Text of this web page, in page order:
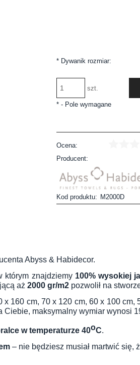
*Dywanik rozmiar:
szt.
*- Pole wymagane
Ocena:
Producent:
Kod produktu: M2000D
Abyss & Habidecor.
którym znajdziemy 100% wysokiej
aż 2000 gr/m2 pozwolił na
x 160 cm, 70 x 120 cm, 60 x 100
maksymalny wymiar wynosi
w temperaturze 40oC.
– nie będziesz musiał martwić się,